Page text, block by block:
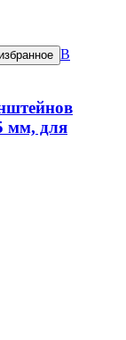
В
мм, для